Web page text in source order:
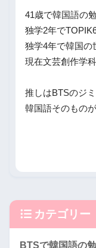
41歳で韓国語の
独学2年で
独学4年で韓国の
現在文芸創作学
推しはBTSのジミ
韓国語そのもの
カテゴリー
BTSで韓国語の